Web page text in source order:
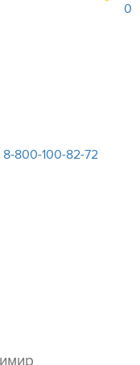
0
8-800-100-82-72